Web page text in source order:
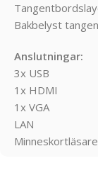
Bakbelyst
Anslutningar:
3x USB
1x HDMI
1x VGA
LAN